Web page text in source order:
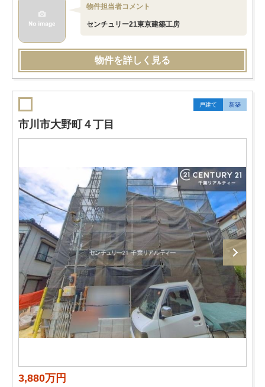
物件担当者コメント
センチュリー21東京建築工房
物件を詳しく見る
戸建て 新築
市川市大野町４丁目
3,880万円